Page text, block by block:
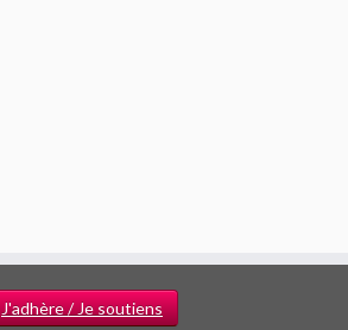
J'adhère / Je soutiens